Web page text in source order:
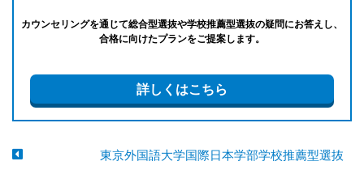
カウンセリングを通じて総合型選抜や学校推薦型選抜の疑問にお答えし、
合格に向けたプランをご提案します。
詳しくはこちら
東京外国語大学国際日本学部学校推薦型選抜